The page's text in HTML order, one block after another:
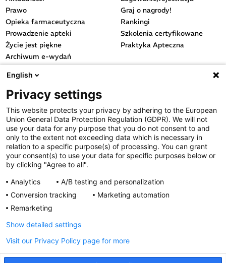
Prawo
Opieka farmaceutyczna
Prowadzenie apteki
Życie jest piękne
Archiwum e-wydań
Przydatne linki
Graj o nagrody!
Rankingi
Szkolenia certyfikowane
Praktyka Apteczna
OGÓLNE
Polityka prywatności
Regulamin serwisu
Regulamin konkursu
Farmacja Play
Regulamin konkursu Lakcid
Regulamin konkursu Acard
Regulamin konkursu Biotebal
Regulamin konkursu Asmenol
Kontakt
PRODUKTY POLPHARMY
SOCIAL MEDIA
English
Privacy settings
This website protects your privacy by adhering to the European
Union General Data Protection Regulation (GDPR). We will not
use your data for any purpose that you do not consent to and
only to the extent not exceeding data which is necessary in
relation to a specific purpose(s) of processing. You can grant
your consent(s) to use your data for specific purposes below or
by clicking "Agree to all".
Analytics
A/B testing and personalization
Conversion tracking
Marketing automation
Remarketing
Show detailed settings
Visit our Privacy Policy page for more